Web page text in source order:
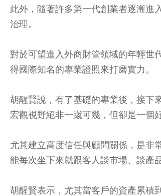
此外，隨著許多第一代創業者逐漸進
治理。
對於可望進入外商財管領域的年輕世
得國際知名的專業證照來打磨實力。
胡醒賢說，有了基礎的專業後，接下
宏觀視野絕非一蹴可幾，但卻是一個
尤其建立高度信任與顧問關係，是非
能每次坐下來就跟客人談市場、談產
胡醒賢表示，尤其當客戶的資產累積